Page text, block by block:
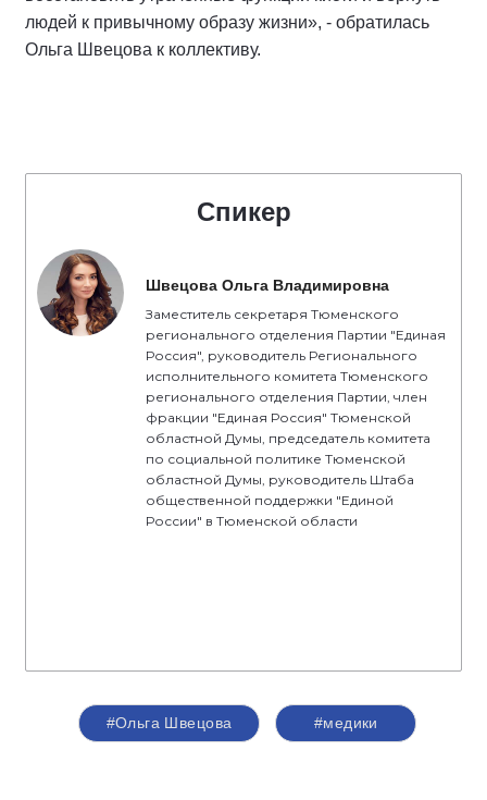
людей к привычному образу жизни», - обратилась
Ольга Швецова к коллективу.
Спикер
Швецова Ольга Владимировна
Заместитель секретаря Тюменского
регионального отделения Партии "Единая
Россия", руководитель Регионального
исполнительного комитета Тюменского
регионального отделения Партии, член
фракции "Единая Россия" Тюменской
областной Думы, председатель комитета
по социальной политике Тюменской
областной Думы, руководитель Штаба
общественной поддержки "Единой
России" в Тюменской области
#Ольга Швецова #медики